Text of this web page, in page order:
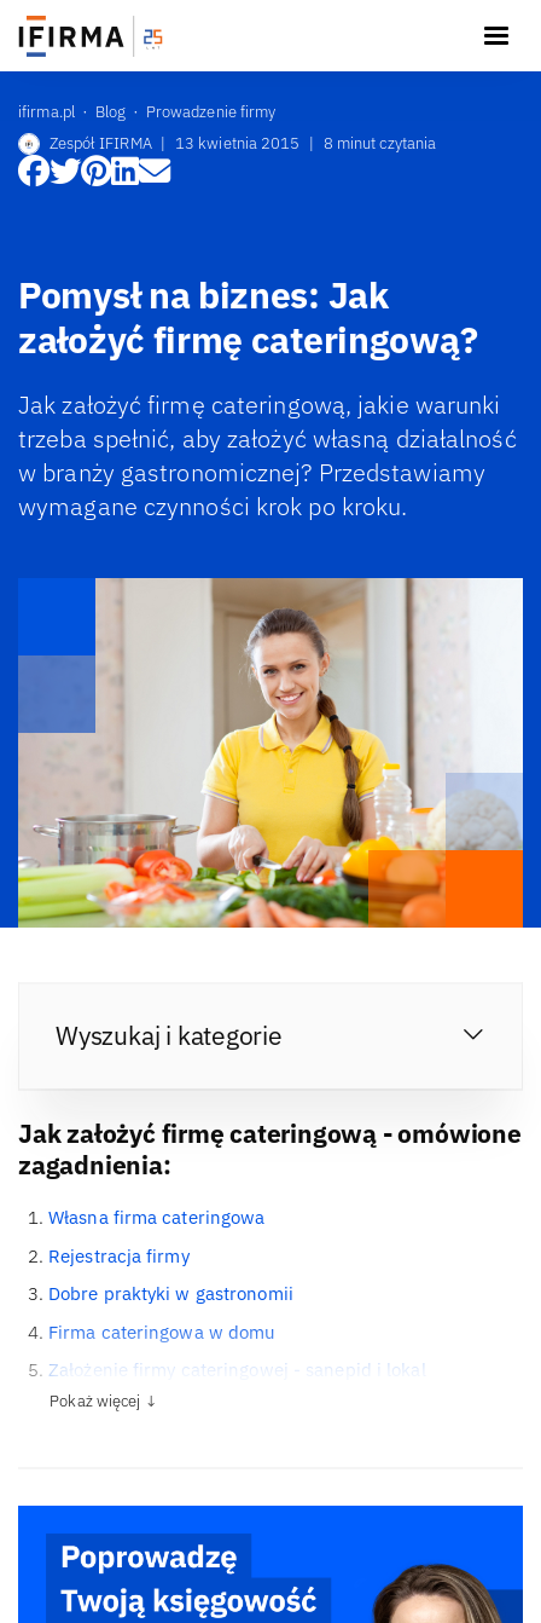
ifirma.pl Blog
Prowadzenie firmy
Zespół IFIRMA | 13 kwietnia 2015 | 8 minut czytania
Pomysł na biznes: Jak
założyć firmę cateringową?
Jak założyć firmę cateringową, jakie warunki
trzeba spełnić, aby założyć własną działalność
w branży gastronomicznej? Przedstawiamy
wymagane czynności krok po kroku.
Wyszukaj i kategorie
Jak założyć firmę cateringową - omówione
zagadnienia:
Własna firma cateringowa
Rejestracja firmy
Dobre praktyki w gastronomii
Firma cateringowa w domu
Założenie firmy cateringowej - sanepid i lokal
Pokaż więcej ↓